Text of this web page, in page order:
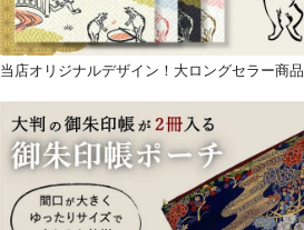
当店オリジナルデザイン！大ロングセラー商品